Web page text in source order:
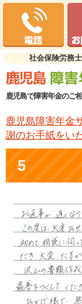
社会保険労務
鹿児島で障害年金のご
鹿児島障害年金
謝のお手紙をい
5